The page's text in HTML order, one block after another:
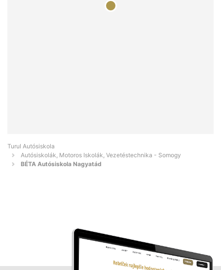
Turul Autósiskola
Autósiskolák, Motoros Iskolák, Vezetéstechnika - Somogy
BÉTA Autósiskola Nagyatád